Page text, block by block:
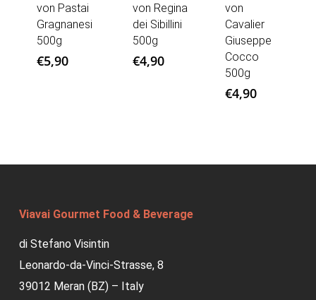
von Pastai
Gragnanesi
500g
€5,90
von Regina
dei Sibillini
500g
€4,90
von
Cavalier
Giuseppe
Cocco
500g
€4,90
Viavai Gourmet Food & Beverage
di Stefano Visintin
Leonardo-da-Vinci-Strasse, 8
39012 Meran (BZ) – Italy